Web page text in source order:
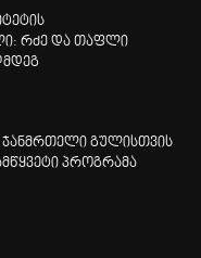
რძე და თაფლი
ჯანმრთელი გულისთვის
პროგრამა